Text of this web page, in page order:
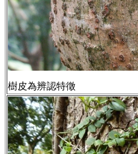
樹皮為辨認特徵